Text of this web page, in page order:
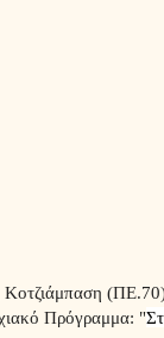
Πρόγραμμα: "